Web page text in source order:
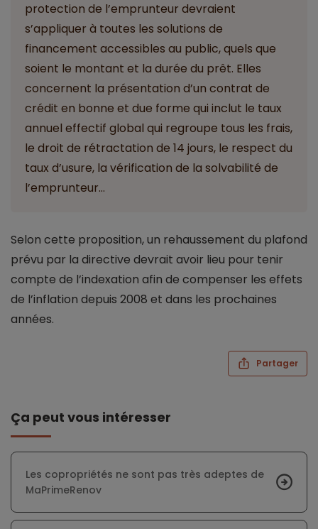
protection de l’emprunteur devraient
s’appliquer à toutes les solutions de
financement accessibles au public, quels que
soient le montant et la durée du prêt. Elles
concernent la présentation d’un contrat de
crédit en bonne et due forme qui inclut le taux
annuel effectif global qui regroupe tous les frais,
le droit de rétractation de 14 jours, le respect du
taux d’usure, la vérification de la solvabilité de
l’emprunteur…
Selon cette proposition, un rehaussement du plafond
prévu par la directive devrait avoir lieu pour tenir
compte de l’indexation afin de compenser les effets
de l’inflation depuis 2008 et dans les prochaines
années.
Partager
Ça peut vous intéresser
Les copropriétés ne sont pas très adeptes de
MaPrimeRenov